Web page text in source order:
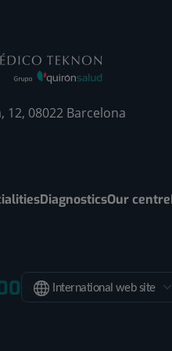
12, 08022 Barcelona
DiagnosticsOur centre
International web site